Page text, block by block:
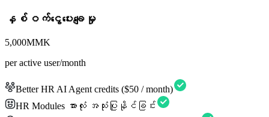
နှစ်ဝက်ငွေပေးချေမှု
5,000MMK
per active user/month
Better HR AI Agent credits ($50 / month)
HR Modules အားလုံး အသုံးပြုနိုင်ခြင်း